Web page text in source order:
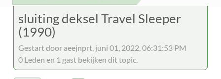
sluiting deksel Travel Sleeper
(1990)
Gestart door aeejnprt, juni 01, 2022, 06:31:53 PM
0 Leden en 1 gast bekijken dit topic.